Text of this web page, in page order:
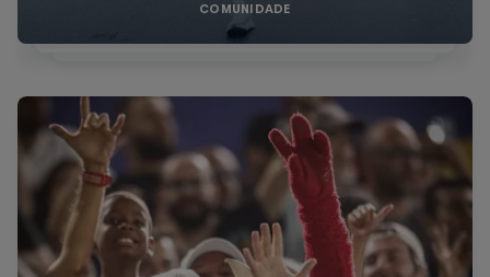
COMUNIDADE